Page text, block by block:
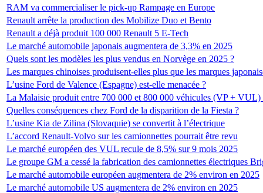
RAM va commercialiser le pick-up Rampage en Europe
Renault arrête la production des Mobilize Duo et Bento
Renault a déjà produit 100 000 Renault 5 E-Tech
Le marché automobile japonais augmentera de 3,3% en 2025
Quels sont les modèles les plus vendus en Norvège en 2025 ?
Les marques chinoises produisent-elles plus que les marques
L’usine Ford de Valence (Espagne) est-elle menacée ?
La Malaisie produit entre 700 000 et 800 000 véhicules (VP + VUL)
Quelles conséquences chez Ford de la disparition de la Fiesta ?
L’usine Kia de Zilina (Slovaquie) se convertit à l’électrique
L’accord Renault-Volvo sur les camionnettes pourrait être revu
Le marché européen des VUL recule de 8,5% sur 9 mois 2025
Le groupe GM a cessé la fabrication des camionnettes électriques
Le marché automobile européen augmentera de 2% environ en 2025
Le marché automobile US augmentera de 2% environ en 2025